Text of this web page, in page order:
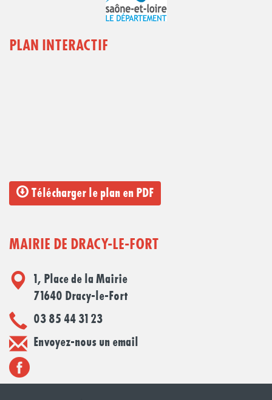
PLAN INTERACTIF
Télécharger le plan en PDF
MAIRIE DE DRACY-LE-FORT
1, Place de la Mairie
71640 Dracy-le-Fort
03 85 44 31 23
Envoyez-nous un email